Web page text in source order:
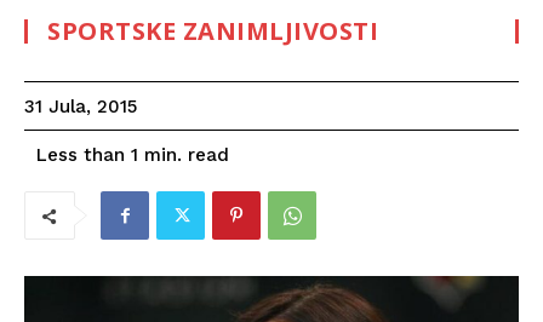
SPORTSKE ZANIMLJIVOSTI
31 Jula, 2015
Less than 1 min. read